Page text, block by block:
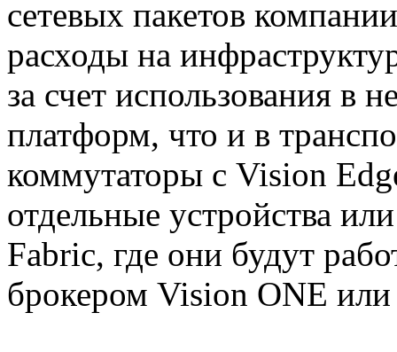
сетевых пакетов
расходы на
за счет использования в
платформ, что и в
коммутаторы с Vision
отдельные устройства
Fabric, где они будут
брокером Vision ONE